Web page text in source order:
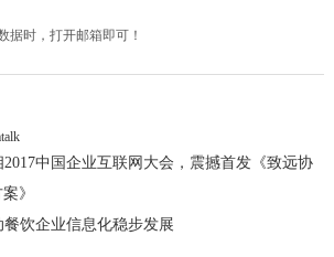
据时，打开邮箱即可！
中国企业互联网大会，震撼首发《致远协
》
饮企业信息化稳步发展